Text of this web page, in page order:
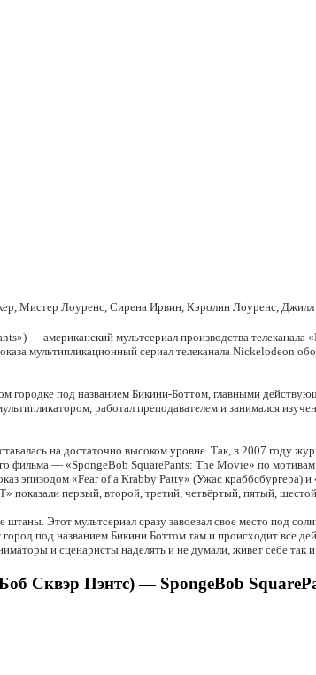
Мистер Лоуренс, Сирена Ирвин, Кэролин Лоуренс,
— американский мультсериал производства
мультипликационный сериал телеканала Nickelodeon
городке под названием Бикини-Боттом, главными
работал преподавателем и занимался
на достаточно высоком уровне. Так, в 2007 году
— «SpongeBob SquarePants: The Movie» по мотивам
эпизодом «Fear of a Krabby Patty» (Ужас
показали первый, второй, третий, четвёртый, пятый,
Этот мультсериал сразу завоевал свое место под
под названием Бикини Боттом там и происходит все
и сценаристы наделять и не думали, живет себе так и
Сквэр Пэнтс) — SpongeBob